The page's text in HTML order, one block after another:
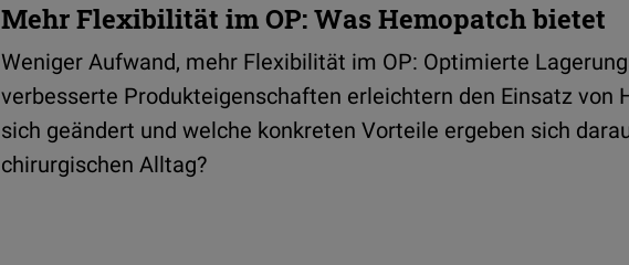
Mehr Flexibilität im OP: Was Hemopatch bietet
Weniger Aufwand, mehr Flexibilität im OP: Optimierte
verbesserte Produkteigenschaften erleichtern den Einsatz von
sich geändert und welche konkreten Vorteile ergeben sich
chirurgischen Alltag?